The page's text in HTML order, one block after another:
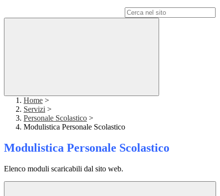
Home >
Servizi >
Personale Scolastico >
Modulistica Personale Scolastico
Modulistica Personale Scolastico
Elenco moduli scaricabili dal sito web.